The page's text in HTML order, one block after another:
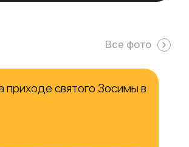
Все фото
святого Зосимы в